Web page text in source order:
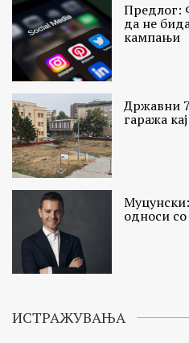
Предлог:
да не
кампањи
Државни
гаража
односи
ИСТРАЖУВАЊА